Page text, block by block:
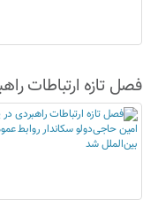
فصل تازه ارتباطات
پتروشیمی جم؛ امین
سکاندار روابط عمومی